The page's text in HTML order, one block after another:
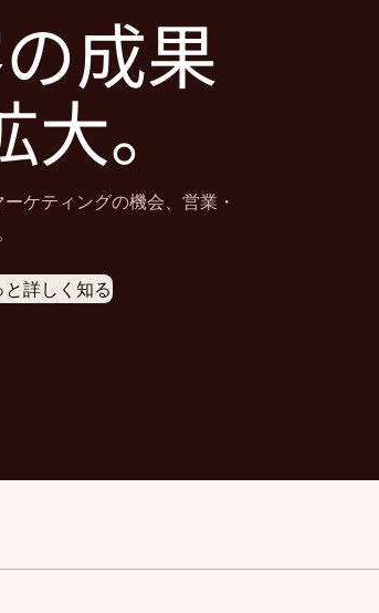
成果
。
ケティングの機会、営業・
と詳しく知る